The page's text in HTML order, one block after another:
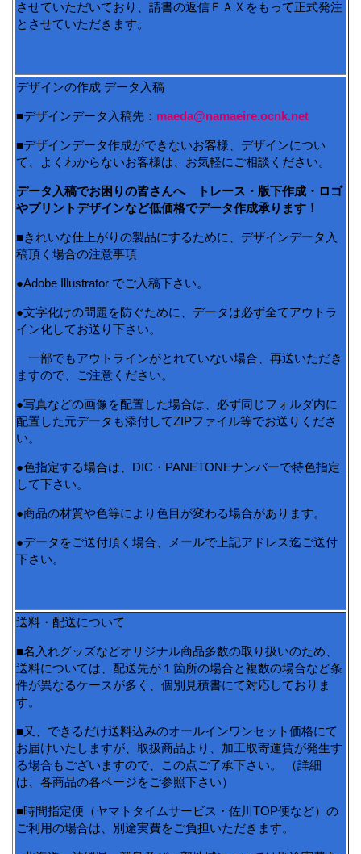
させていただいており、請書の返信ＦＡＸをもって正式発注
とさせていただきます。
デザインの作成 データ入稿
■デザインデータ入稿先： maeda@namaeire.ocnk.net
■デザインデータ作成ができないお客様、デザインについ
て、よくわからないお客様は、お気軽にご相談ください。
データ入稿でお困りの皆さんへ トレース・版下作成・ロゴ
やプリントデザインなど低価格でデータ作成承ります！
■きれいな仕上がりの製品にするために、デザインデータ入
稿頂く場合の注意事項
●Adobe Illustrator でご入稿下さい。
●文字化けの問題を防ぐために、データは必ず全てアウトラ
イン化してお送り下さい。
一部でもアウトラインがとれていない場合、再送いただき
ますので、ご注意ください。
●写真などの画像を配置した場合は、必ず同じフォルダ内に
配置した元データも添付してZIPファイル等でお送りくださ
い。
●色指定する場合は、DIC・PANETONEナンバーで特色指定
して下さい。
●商品の材質や色等により色目が変わる場合があります。
●データをご送付頂く場合、メールで上記アドレス迄ご送付
下さい。
送料・配送について
■名入れグッズなどオリジナル商品多数の取り扱いのため、
送料については、配送先が１箇所の場合と複数の場合など条
件が異なるケースが多く、個別見積書にて対応しておりま
す。
■又、できるだけ送料込みのオールインワンセット価格にて
お届けいたしますが、取扱商品より、加工取寄運賃が発生す
る場合もございますので、この点ご了承下さい。 （詳細
は、各商品の各ページをご参照下さい）
■時間指定便（ヤマトタイムサービス・佐川TOP便など）の
ご利用の場合は、別途実費をご負担いただきます。